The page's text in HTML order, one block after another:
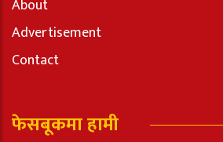
About
Advertisement
Contact
फेसबूकमा हामी